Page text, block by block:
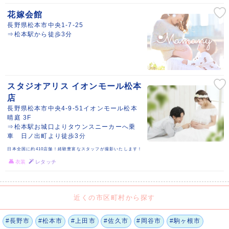
花嫁会館
長野県松本市中央1-7-25
⇒松本駅から徒歩3分
スタジオアリス イオンモール松本
店
長野県松本市中央4-9-51イオンモール松本
晴庭 3F
⇒松本駅お城口よりタウンスニーカーへ乗
車 日ノ出町より徒歩3分
日本全国に約410店舗！経験豊富なスタッフが撮影いたします！
衣装 レタッチ
近くの市区町村から探す
#長野市 #松本市 #上田市 #佐久市 #岡谷市 #駒ヶ根市